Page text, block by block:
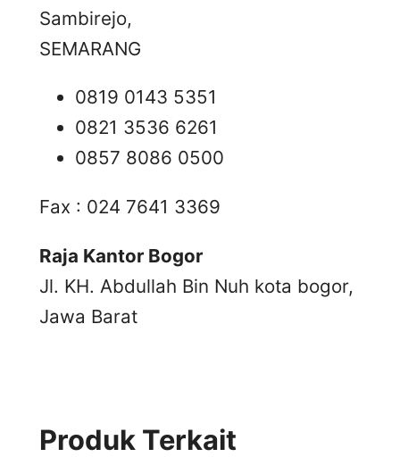
Sambirejo,
SEMARANG
0819 0143 5351
0821 3536 6261
0857 8086 0500
Fax : 024 7641 3369
Raja Kantor Bogor
Jl. KH. Abdullah Bin Nuh kota bogor,
Jawa Barat
Produk Terkait